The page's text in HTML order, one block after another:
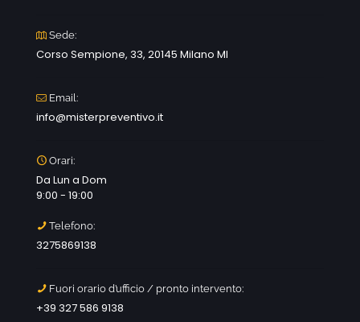
Sede:
Corso Sempione, 33, 20145 Milano MI
Email:
info@misterpreventivo.it
Orari:
Da Lun a Dom
9:00 - 19:00
Telefono:
3275869138
Fuori orario d’ufficio / pronto intervento:
+39 327 586 9138